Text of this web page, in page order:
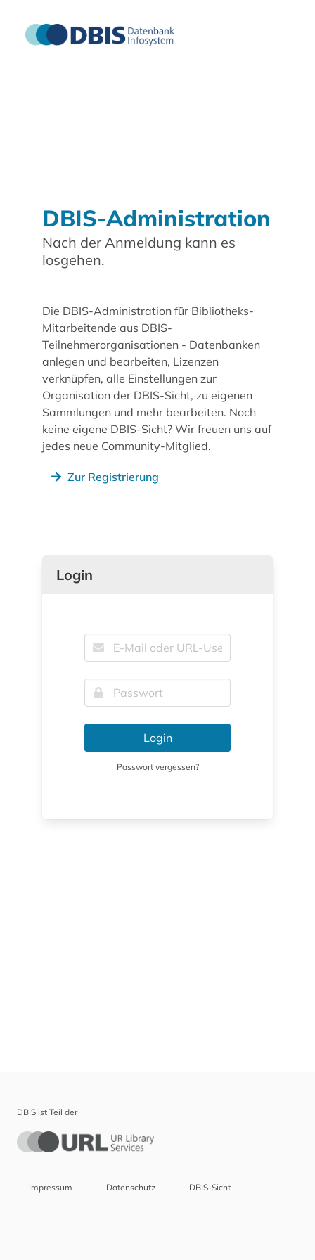
DBIS-Administration
Nach der Anmeldung kann es
losgehen.
Die DBIS-Administration für Bibliotheks-
Mitarbeitende aus DBIS-
Teilnehmerorganisationen - Datenbanken
anlegen und bearbeiten, Lizenzen
verknüpfen, alle Einstellungen zur
Organisation der DBIS-Sicht, zu eigenen
Sammlungen und mehr bearbeiten. Noch
keine eigene DBIS-Sicht? Wir freuen uns auf
jedes neue Community-Mitglied.
Zur Registrierung
Login
Login
Passwort vergessen?
DBIS ist Teil der
Impressum Datenschutz DBIS-Sicht